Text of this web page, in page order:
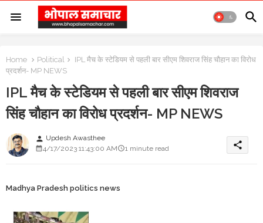
Home Political
IPL मैच के स्टेडियम से पहली बार सीएम शिवराज सिंह चौहान का विरोध
प्रदर्शन- MP NEWS
IPL मैच के स्टेडियम से पहली बार सीएम शिवराज
सिंह चौहान का विरोध प्रदर्शन- MP NEWS
person Updesh Awasthee
4/17/2023 11:43:00 AM
1 minute read share
Madhya Pradesh politics news